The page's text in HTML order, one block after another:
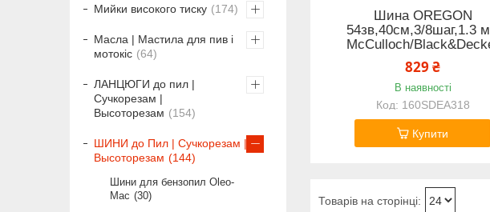
Шина OREGON
54зв,40см,3/8шаг,1.3
McCulloch/
829 ₴
В наявності
160SDEA318
Купити
Мийки високого тиску 174
Масла | Мастила для пив і
мотокіс
64
ЛАНЦЮГИ до пил |
Сучкорезам |
Высоторезам
154
ШИНИ до Пил | Сучкорезам |
Высоторезам
144
Шини для бензопил Oleo-
Mac
30